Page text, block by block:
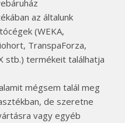
az általunk
(WEKA,
TranspaForza,
stb.) termékeit találhatja
mégsem talál meg
de szeretne
vagy egyéb